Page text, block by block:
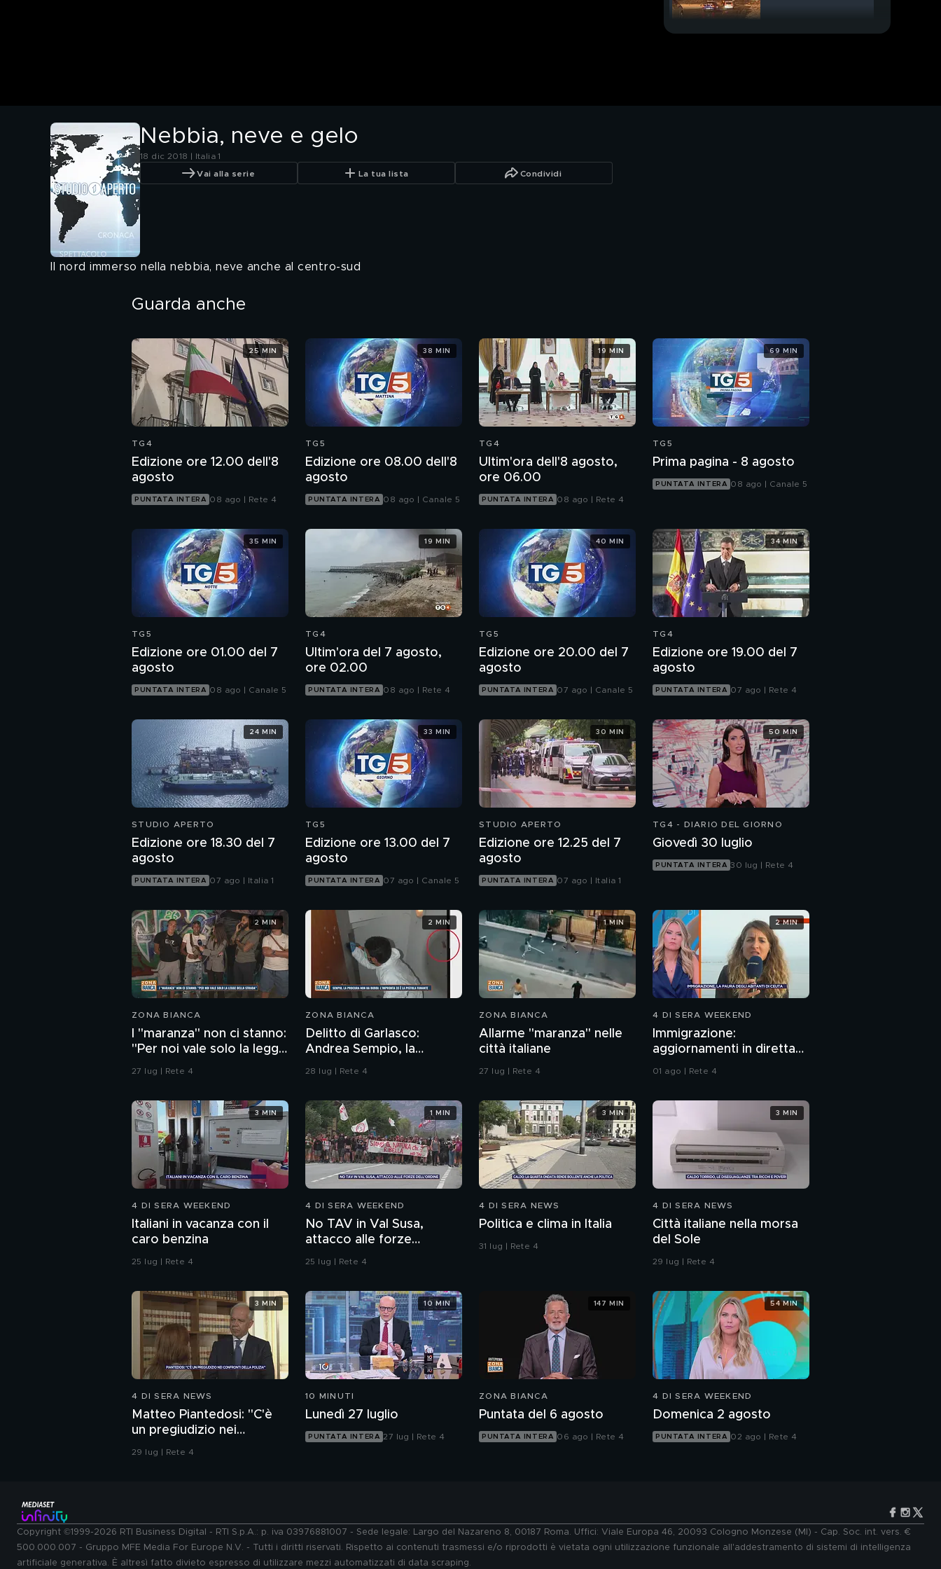
Nebbia, neve e gelo
18 dic 2018 | Italia 1
Vai alla serie La tua lista Condividi
Il nord immerso nella nebbia, neve anche al centro-sud
Guarda anche
TG4
Edizione ore 12.00 dell'8
agosto
PUNTATA INTERA 08 ago | Rete 4
25 MIN
TG5
Edizione ore 08.00 dell'8
agosto
PUNTATA INTERA 08 ago | Canale 5
38 MIN
TG4
Ultim'ora dell'8 agosto,
ore 06.00
PUNTATA INTERA 08 ago | Rete 4
19 MIN
TG5
Prima pagina - 8 agosto
PUNTATA INTERA 08 ago | Canale 5
69 MIN
TG5
Edizione ore 01.00 del 7
agosto
PUNTATA INTERA 08 ago | Canale 5
35 MIN
TG4
Ultim'ora del 7 agosto,
ore 02.00
PUNTATA INTERA 08 ago | Rete 4
19 MIN
TG5
Edizione ore 20.00 del 7
agosto
PUNTATA INTERA 07 ago | Canale 5
40 MIN
TG4
Edizione ore 19.00 del 7
agosto
PUNTATA INTERA 07 ago | Rete 4
34 MIN
STUDIO APERTO
Edizione ore 18.30 del 7
agosto
PUNTATA INTERA 07 ago | Italia 1
24 MIN
TG5
Edizione ore 13.00 del 7
agosto
PUNTATA INTERA 07 ago | Canale 5
33 MIN
STUDIO APERTO
Edizione ore 12.25 del 7
agosto
PUNTATA INTERA 07 ago | Italia 1
30 MIN
TG4 - DIARIO DEL GIORNO
Giovedì 30 luglio
PUNTATA INTERA 30 lug | Rete 4
50 MIN
ZONA BIANCA
I "maranza" non ci stanno:
"Per noi vale solo la legge
della strada"
27 lug | Rete 4
2 MIN
ZONA BIANCA
Delitto di Garlasco:
Andrea Sempio, la
Procura di Pavia non ha
28 lug | Rete 4
2 MIN
ZONA BIANCA
Allarme "maranza" nelle
città italiane
27 lug | Rete 4
1 MIN
4 DI SERA WEEKEND
Immigrazione:
aggiornamenti in diretta
da Ceuta
01 ago | Rete 4
2 MIN
4 DI SERA WEEKEND
Italiani in vacanza con il
caro benzina
25 lug | Rete 4
3 MIN
4 DI SERA WEEKEND
No TAV in Val Susa,
attacco alle forze
dell'ordine
25 lug | Rete 4
1 MIN
4 DI SERA NEWS
Politica e clima in Italia
31 lug | Rete 4
3 MIN
4 DI SERA NEWS
Città italiane nella morsa
del Sole
29 lug | Rete 4
3 MIN
4 DI SERA NEWS
Matteo Piantedosi: "C'è
un pregiudizio nei
confronti della polizia"
29 lug | Rete 4
3 MIN
10 MINUTI
Lunedì 27 luglio
PUNTATA INTERA 27 lug | Rete 4
10 MIN
ZONA BIANCA
Puntata del 6 agosto
PUNTATA INTERA 06 ago | Rete 4
147 MIN
4 DI SERA WEEKEND
Domenica 2 agosto
PUNTATA INTERA 02 ago | Rete 4
54 MIN
Copyright ©1999-2026 RTI Business Digital - RTI S.p.A.: p. iva 03976881007 - Sede legale: Largo del Nazareno 8, 00187 Roma. Uffici: Viale Europa 46, 20093 Cologno Monzese (MI) - Cap. Soc. int. vers. €
500.000.007 - Gruppo MFE Media For Europe N.V. - Tutti i diritti riservati. Rispetto ai contenuti trasmessi e/o riprodotti è vietata ogni utilizzazione funzionale all'addestramento di sistemi di intelligenza
artificiale generativa. È altresì fatto divieto espresso di utilizzare mezzi automatizzati di data scraping.